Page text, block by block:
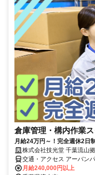
倉庫管理・構内作業
月給24万円～！完全週休2日
株式会社技光堂 千葉流山
交通・アクセス アーバン
料送迎有り
月給240,000円以上